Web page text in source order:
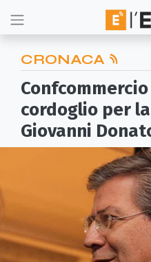
CRONACA
cordoglio per
Giovanni